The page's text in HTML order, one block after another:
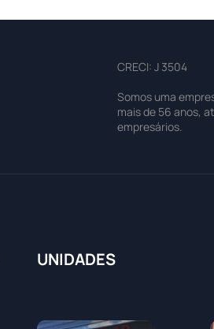
CRECI: J 3504
Somos uma
mais de 56 anos,
empresários.
UNIDADES